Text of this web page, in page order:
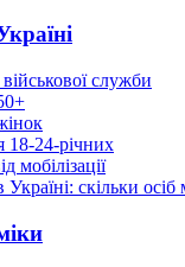
служби
18-24-річних
мобілізації
Україні: скільки